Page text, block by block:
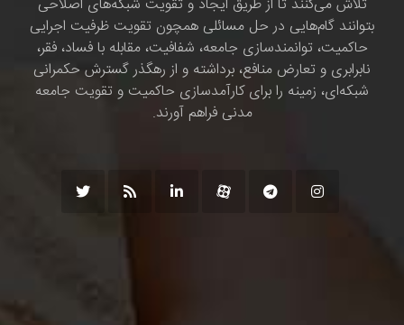
بتوانند گام‌هایی در حل مسائلی همچون تقویت ظرفیت اجرایی
حاکمیت، توانمندسازی جامعه، شفافیت، مقابله با فساد، فقر،
نابرابری و تعارض منافع، برداشته و از رهگذر گسترش حکمرانی
شبکه‌ای، زمینه را برای کارآمدسازی حاکمیت و تقویت جامعه
مدنی فراهم آورند.